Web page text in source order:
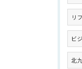
リ
ビ
北